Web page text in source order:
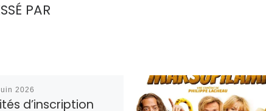
PAR
2026
d’inscription